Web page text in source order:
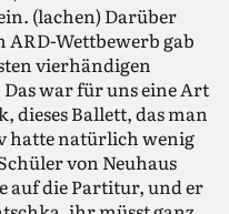
(lachen) Darüber
Wettbewerb gab
vierhändigen
war für uns eine Art
dieses Ballett, das man
hatte natürlich wenig
von Neuhaus
auf die Partitur, und er